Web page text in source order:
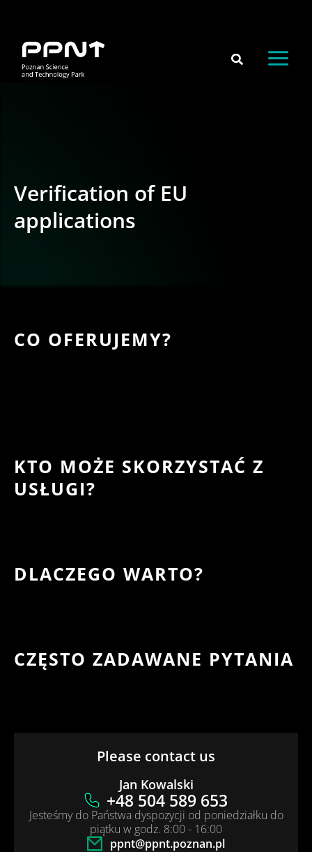
content
Verification of EU
applications
CO OFERUJEMY?
KTO MOŻE SKORZYSTAĆ Z
USŁUGI?
DLACZEGO WARTO?
CZĘSTO ZADAWANE PYTANIA
Please contact us
Jan Kowalski
+48 504 589 653
Jesteśmy do Państwa dyspozycji od poniedziałku do
piątku w godz. 8:00 - 16:00
ppnt@ppnt.poznan.pl